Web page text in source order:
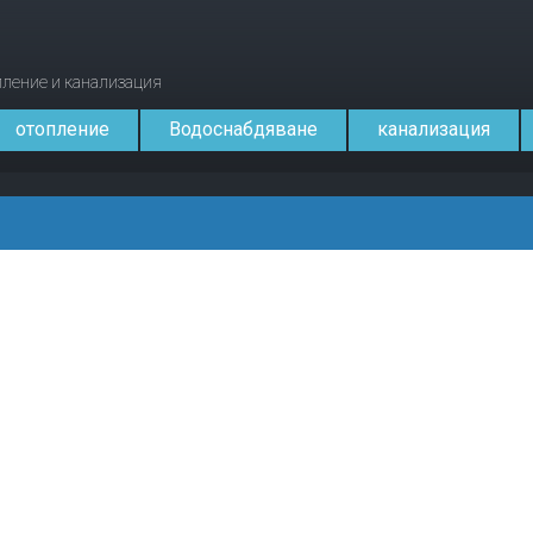
и канализация
отопление Водоснабдяване канализация